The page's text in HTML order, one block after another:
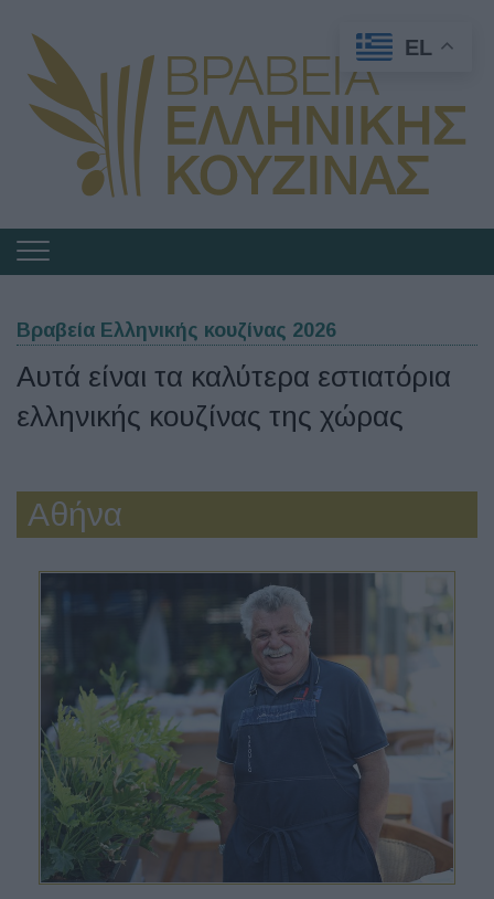
Πλοήγηση
Βραβεία
Ελληνικής
Κουζίνας
Βραβεία Ελληνικής κουζίνας 2026
Αυτά είναι τα καλύτερα εστιατόρια
ελληνικής κουζίνας της χώρας
Αθήνα
EL